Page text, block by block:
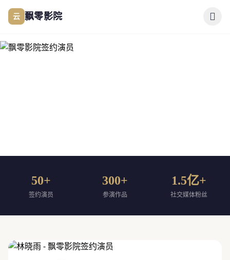
跳过导航
云 飘零影院
签约导演
合作伙伴
签约演员
50+
签约演员
300+
参演作品
1.5亿+
社交媒体粉丝
实力派演员